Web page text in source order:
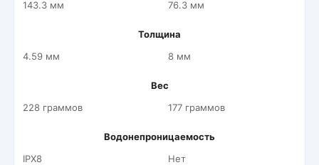
143.3 мм 76.3 мм
Толщина
4.59 мм
8 мм
Вес
228 граммов
177 граммов
Водонепроницаемость
IPX8
Нет